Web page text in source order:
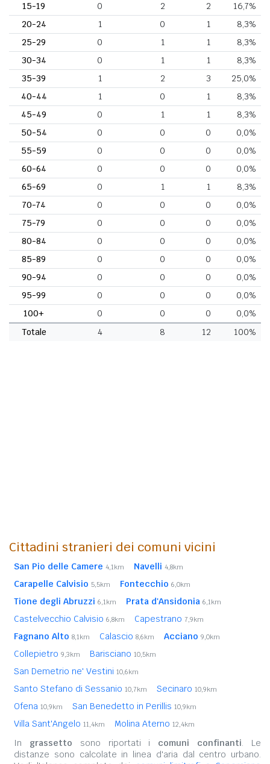
15-19
0 2 2
16,7%
20-24
1 0 1
8,3%
25-29
0 1 1
8,3%
30-34
0 1 1
8,3%
35-39
1 2 3
25,0%
40-44
1 0 1
8,3%
45-49
0 1 1
8,3%
50-54
0 0 0
0,0%
55-59
0 0 0
0,0%
60-64
0 0 0
0,0%
65-69
0 1 1
8,3%
70-74
0 0 0
0,0%
75-79
0 0 0
0,0%
80-84
0 0 0
0,0%
85-89
0 0 0
0,0%
90-94
0 0 0
0,0%
95-99
0 0 0
0,0%
100+
0 0 0
0,0%
Totale
4 8 12 100%
Cittadini stranieri dei comuni vicini
San Pio delle Camere 4,1km Navelli 4,8km
Carapelle Calvisio 5,5km Fontecchio 6,0km
Tione degli Abruzzi 6,1km Prata d'Ansidonia 6,1km
Castelvecchio Calvisio 6,8km Capestrano 7,9km
Fagnano Alto 8,1km Calascio 8,6km Acciano 9,0km
Collepietro 9,3km Barisciano 10,5km
San Demetrio ne' Vestini 10,6km
Santo Stefano di Sessanio 10,7km Secinaro 10,9km
Ofena 10,9km San Benedetto in Perillis 10,9km
Villa Sant'Angelo 11,4km Molina Aterno 12,4km
In grassetto sono riportati i comuni confinanti. Le
distanze sono calcolate in linea d'aria dal centro urbano.